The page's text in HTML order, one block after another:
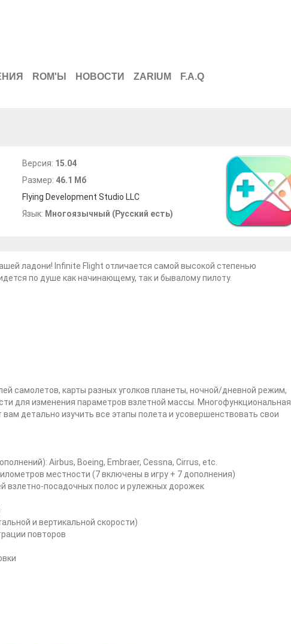
ROM'Ы НОВОСТИ ZARIUM F.A.Q
Версия: 15.04
Размер: 46.1 Мб
Flying Development Studio LLC
Язык: Многоязычный (Русский есть)
ладони! Infinite Flight отличается самой высокой степенью
по душе как начинающему, так и бывалому пилоту.
самолетов, карты разных уголков планеты, ночной/дневной режим,
для изменения параметров взлетной массы. Многофункциональная
детально изучить все этапы полета и усовершенствовать свои
Airbus, Boeing, Embraer, Cessna, Cirrus, etc.
местности (7 включены в игру + 7 дополнения)
взлетно-посадочных полос и рулежных дорожек
и вертикальной скорости)
повторов